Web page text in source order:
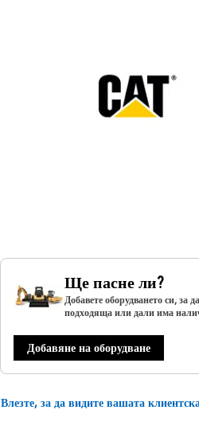
Ще пасне ли?
Добавете оборудването си, за
подходяща или дали има
Добавяне на оборудване
Влезте, за да видите вашата